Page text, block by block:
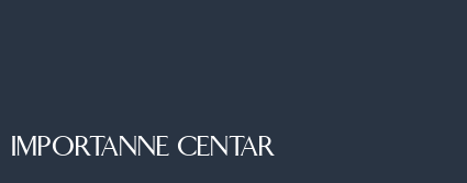
IMPORTANNE CENTAR